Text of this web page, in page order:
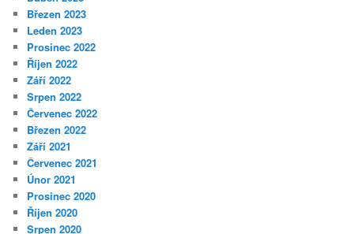
Březen 2023
Leden 2023
Prosinec 2022
Říjen 2022
Září 2022
Srpen 2022
Červenec 2022
Březen 2022
Září 2021
Červenec 2021
Únor 2021
Prosinec 2020
Říjen 2020
Srpen 2020